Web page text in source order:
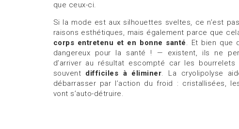
que ceux-ci.
Si la mode est aux silhouettes sveltes, ce n’est
raisons esthétiques, mais également parce que
corps entretenu et en bonne santé. Et bien que
dangereux pour la santé ! — existent, ils ne
d’arriver au résultat escompté car les
souvent difficiles à éliminer. La cryolipolyse
débarrasser par l’action du froid : cristallisées,
vont s’auto-détruire.